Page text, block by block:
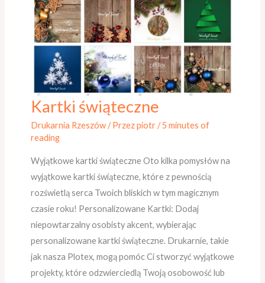
Kartki świąteczne
Drukarnia Rzeszów/ Przezpiotr/5 minutes of
reading
Wyjątkowe kartki świąteczne Oto kilka pomysłów na
wyjątkowe kartki świąteczne, które z pewnością
rozświetlą serca Twoich bliskich w tym magicznym
czasie roku! Personalizowane Kartki: Dodaj
niepowtarzalny osobisty akcent, wybierając
personalizowane kartki świąteczne. Drukarnie, takie
jak nasza Plotex, mogą pomóc Ci stworzyć wyjątkowe
projekty, które odzwierciedlą Twoją osobowość lub
Kartki
świąteczne